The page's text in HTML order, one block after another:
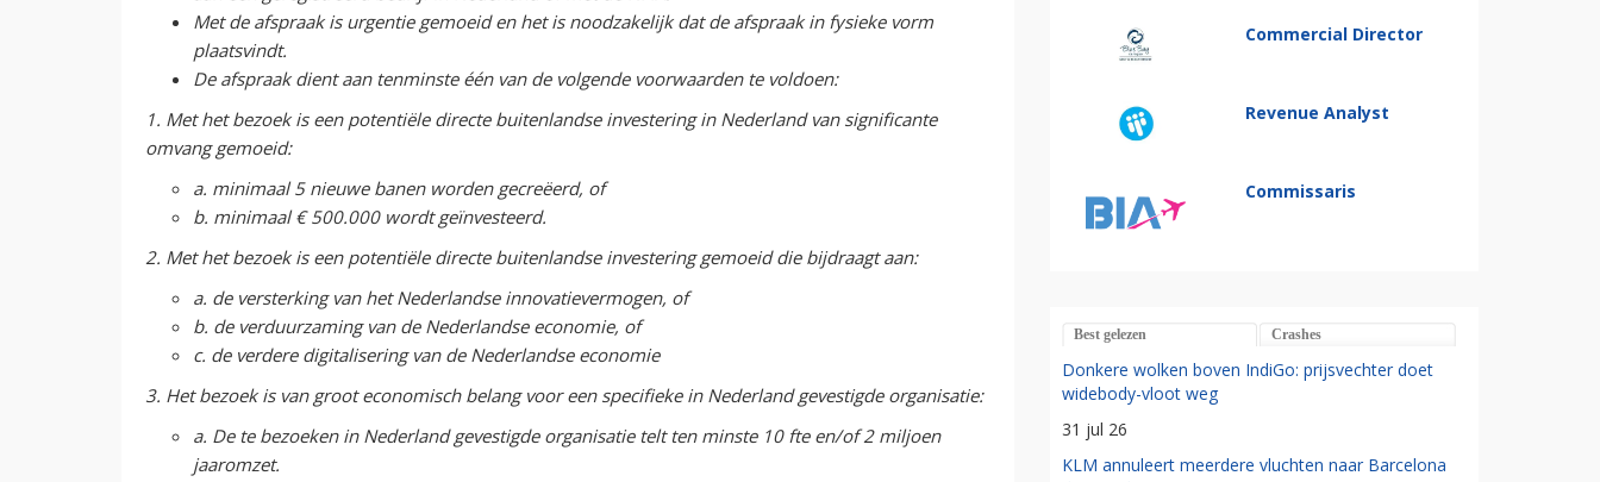
Met de afspraak is urgentie gemoeid en het is noodzakelijk dat de afspraak in fysieke vorm
plaatsvindt.
De afspraak dient aan tenminste één van de volgende voorwaarden te voldoen:
1. Met het bezoek is een potentiële directe buitenlandse investering in Nederland van significante
omvang gemoeid:
a. minimaal 5 nieuwe banen worden gecreëerd, of
b. minimaal € 500.000 wordt geïnvesteerd.
2. Met het bezoek is een potentiële directe buitenlandse investering gemoeid die bijdraagt aan:
a. de versterking van het Nederlandse innovatievermogen, of
b. de verduurzaming van de Nederlandse economie, of
c. de verdere digitalisering van de Nederlandse economie
3. Het bezoek is van groot economisch belang voor een specifieke in Nederland gevestigde organisatie:
a. De te bezoeken in Nederland gevestigde organisatie telt ten minste 10 fte en/of 2 miljoen
jaaromzet.
Commercial Director
Revenue Analyst
Commissaris
Best gelezen Crashes
Donkere wolken boven IndiGo: prijsvechter doet
widebody-vloot weg
31 jul 26
KLM annuleert meerdere vluchten naar Barcelona